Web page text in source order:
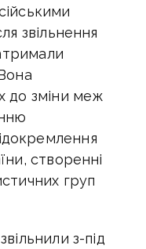
звільнення
до зміни меж
створенні
груп
з-під